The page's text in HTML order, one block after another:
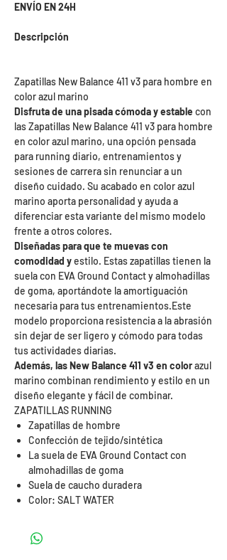
ENVÍO EN 24H
Descripción
Zapatillas New Balance 411 v3 para hombre en
color azul marino
Disfruta de una pisada cómoda y establecon
las Zapatillas New Balance 411 v3 para hombre
en color azul marino, una opción pensada
para running diario, entrenamientos y
sesiones de carrera sin renunciar a un
diseño cuidado. Su acabado en color azul
marino aporta personalidad y ayuda a
diferenciar esta variante del mismo modelo
frente a otros colores.
Diseñadas para que te muevas con
comodidad yestilo. Estas zapatillas tienen la
suela con EVA Ground Contact y almohadillas
de goma, aportándote la amortiguación
necesaria para tus entrenamientos.Este
modelo proporciona resistencia a la abrasión
sin dejar de ser ligero y cómodo para todas
tus actividades diarias.
Además, las New Balance 411 v3 en colorazul
marino combinan rendimiento y estilo en un
diseño elegante y fácil de combinar.
ZAPATILLAS RUNNING
Zapatillas de hombre
Confección de tejido/sintética
La suela de EVA Ground Contact con
almohadillas de goma
Suela de caucho duradera
Color: SALT WATER